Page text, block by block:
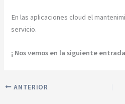
En las aplicaciones cloud el
servicio.
¡ Nos vemos en la siguiente
ANTERIOR